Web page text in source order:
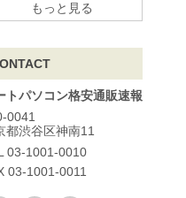
もっと見る
トパソコン格安通販速報
0041
都渋谷区神南11
03-1001-0010
03-1001-0011